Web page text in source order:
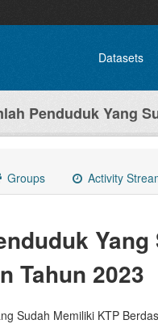
Datasets
Penduduk Yang
Groups Activity
Tahun 2023
Sudah Memiliki KTP